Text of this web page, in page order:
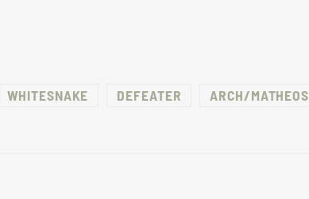
WHITESNAKE DEFEATER ARCH/MATHEOS